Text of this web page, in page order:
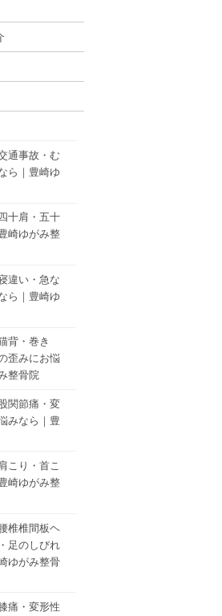
通事故・む
ら｜豊崎ゆ
十肩・五十
崎ゆがみ整
違い・急な
ら｜豊崎ゆ
背・巻き
歪みにお悩
整骨院
関節痛・変
みなら｜豊
こり・首こ
崎ゆがみ整
椎椎間板ヘ
足のしびれ
ゆがみ整骨
痛・変形性